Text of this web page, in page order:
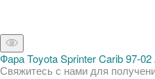
Фара Toyota Sprinter Carib 97-
Свяжитесь с нами для